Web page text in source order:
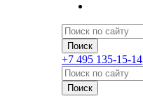
+7 495 135-15-14